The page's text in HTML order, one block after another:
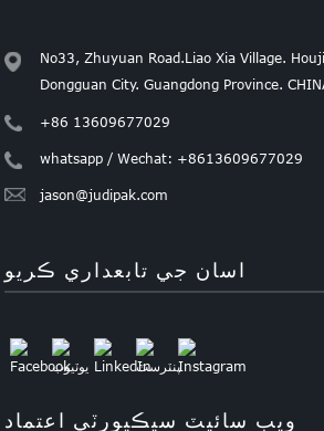
No33, Zhuyuan Road.Liao Xia Village.
Dongguan City. Guangdong Province.
+86 13609677029
whatsapp / Wechat: +8613609677029
jason@judipak.com
اسان جي تابعداري ڪريو
ويب سائيٽ سيڪيورٽي اعتماد